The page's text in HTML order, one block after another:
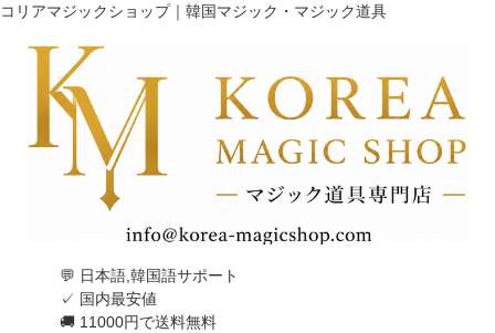
コリアマジックショップ｜韓国マジック・マジック道具
💬 日本語,韓国語サポート
✓ 国内最安値
🚚 11000円で送料無料